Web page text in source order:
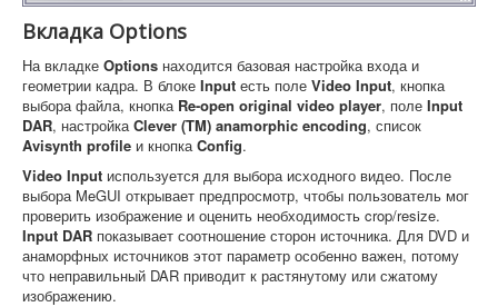
Вкладка Options
На вкладке Options находится базовая настройка входа и
геометрии кадра. В блоке Input есть поле Video Input, кнопка
выбора файла, кнопка Re-open original video player, поле Input
DAR, настройка Clever (TM) anamorphic encoding, список
Avisynth profile и кнопка Config.
Video Input используется для выбора исходного видео. После
выбора MeGUI открывает предпросмотр, чтобы пользователь мог
проверить изображение и оценить необходимость crop/resize.
Input DAR показывает соотношение сторон источника. Для DVD и
анаморфных источников этот параметр особенно важен, потому
что неправильный DAR приводит к растянутому или сжатому
изображению.